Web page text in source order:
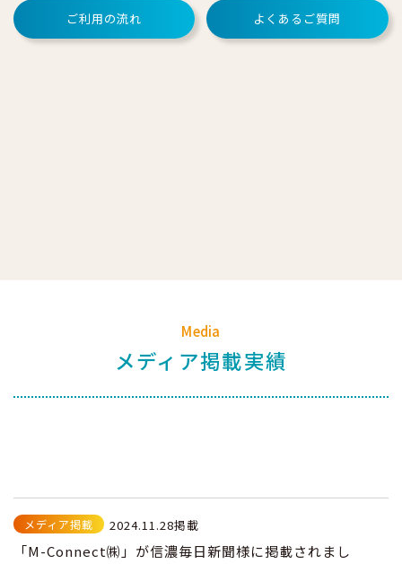
ご利用の流れ よくあるご質問
Media
メディア掲載実績
メディア掲載 2024.11.28掲載
「M-Connect㈱」が信濃毎日新聞様に掲載されまし